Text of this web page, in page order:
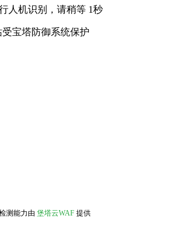
人机识别，请稍等 1秒
受宝塔防御系统保护
测能力由 堡塔云WAF 提供